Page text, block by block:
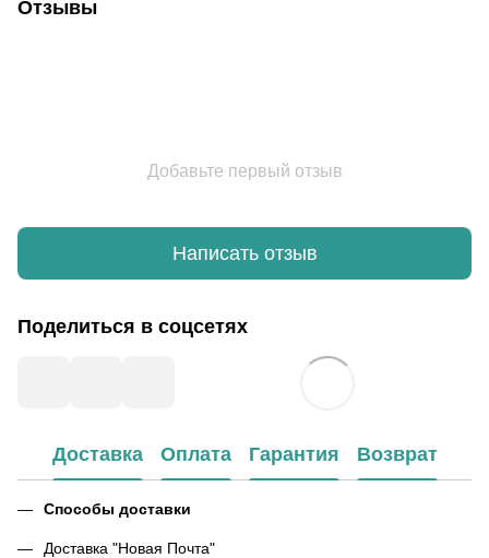
Отзывы
Добавьте первый отзыв
Написать отзыв
Поделиться в соцсетях
Доставка Оплата Гарантия Возврат
Способы доставки
Доставка "Новая Почта"